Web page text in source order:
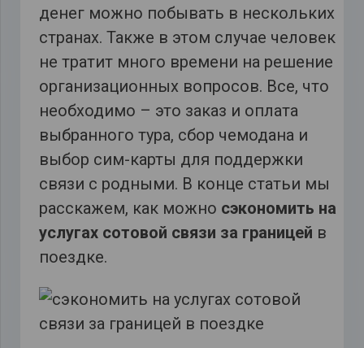
денег можно побывать в нескольких
странах. Также в этом случае человек
не тратит много времени на решение
организационных вопросов. Все, что
необходимо – это заказ и оплата
выбранного тура, сбор чемодана и
выбор сим-карты для поддержки
связи с родными. В конце статьи мы
расскажем, как можно сэкономить на
услугах сотовой связи за границей в
поездке.